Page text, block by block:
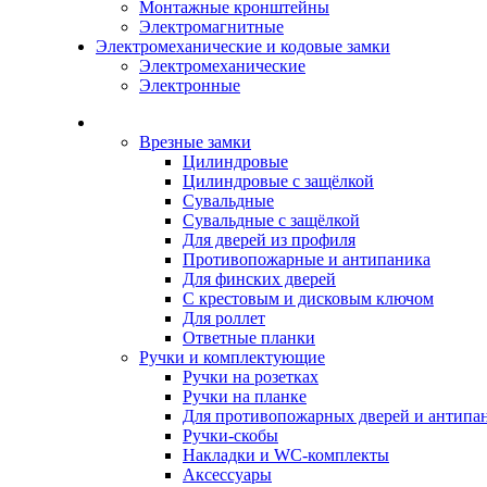
Монтажные кронштейны
Электромагнитные
Электромеханические и кодовые замки
Электромеханические
Электронные
Врезные замки
Цилиндровые
Цилиндровые с защёлкой
Сувальдные
Сувальдные с защёлкой
Для дверей из профиля
Противопожарные и антипаника
Для финских дверей
С крестовым и дисковым ключом
Для роллет
Ответные планки
Ручки и комплектующие
Ручки на розетках
Ручки на планке
Для противопожарных дверей и
Ручки-скобы
Накладки и WC-комплекты
Аксессуары